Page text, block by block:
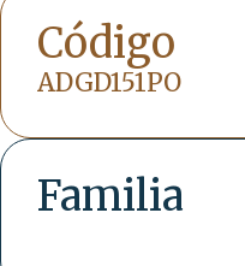
Código
ADGD151PO
Familia